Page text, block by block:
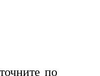
по